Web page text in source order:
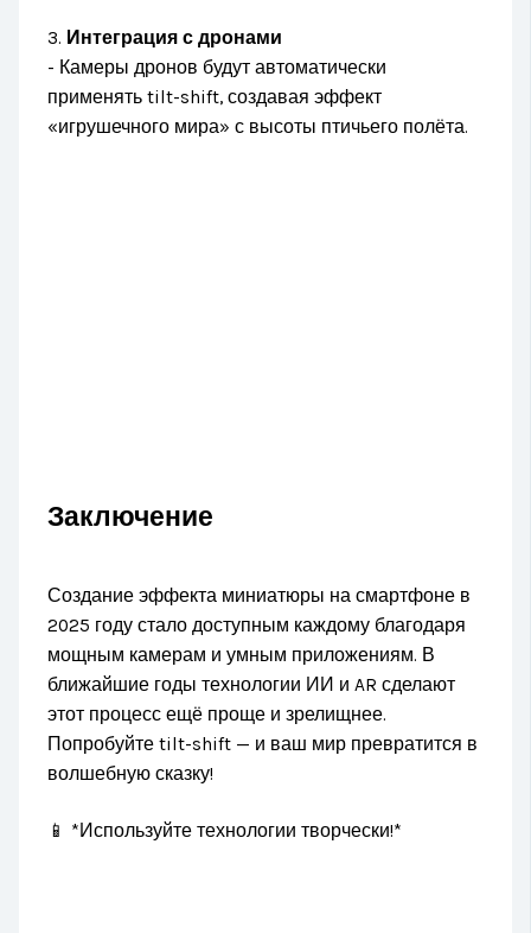
3. Интеграция с дронами
- Камеры дронов будут автоматически
применять tilt-shift, создавая эффект
«игрушечного мира» с высоты птичьего полёта.
Заключение
Создание эффекта миниатюры на смартфоне в
2025 году стало доступным каждому благодаря
мощным камерам и умным приложениям. В
ближайшие годы технологии ИИ и AR сделают
этот процесс ещё проще и зрелищнее.
Попробуйте tilt-shift — и ваш мир превратится в
волшебную сказку!
📱 *Используйте технологии творчески!*